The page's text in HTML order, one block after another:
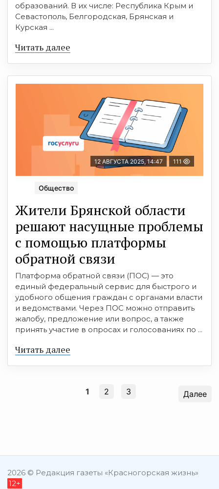
образований. В их числе: Республика Крым и
Севастополь, Белгородская, Брянская и
Курская ...
Читать далее
12 АВГУСТА 2025, 14:47 111
Общество
Жители Брянской области
решают насущные проблемы
с помощью платформы
обратной связи
Платформа обратной связи (ПОС) — это
единый федеральный сервис для быстрого и
удобного общения граждан с органами власти
и ведомствами. Через ПОС можно отправить
жалобу, предложение или вопрос, а также
принять участие в опросах и голосованиях по ...
Читать далее
1 2 3 Далее
2026 © Редакция газеты «Красногорская жизнь»
12+